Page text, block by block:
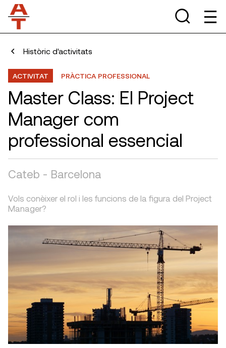
Històric d'activitats
ACTIVITAT PRÀCTICA PROFESSIONAL
Master Class: El Project
Manager com
professional essencial
Cateb - Barcelona
Vols conèixer el rol i les funcions de la figura del Project
Manager?